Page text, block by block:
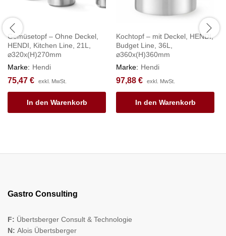
Gemüsetopf – Ohne Deckel,
HENDI, Kitchen Line, 21L,
⌀320x(H)270mm
Marke: Hendi
75,47 € exkl. MwSt.
In den Warenkorb
Kochtopf – mit Deckel, HENDI,
Budget Line, 36L,
⌀360x(H)360mm
Marke: Hendi
97,88 € exkl. MwSt.
In den Warenkorb
Gastro Consulting
F: Übertsberger Consult & Technologie
N: Alois Übertsberger